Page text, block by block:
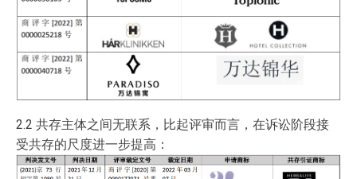
2.2 共存主体之间无联系，比起评审而言，在诉讼阶段接
受共存的尺度进一步提高：